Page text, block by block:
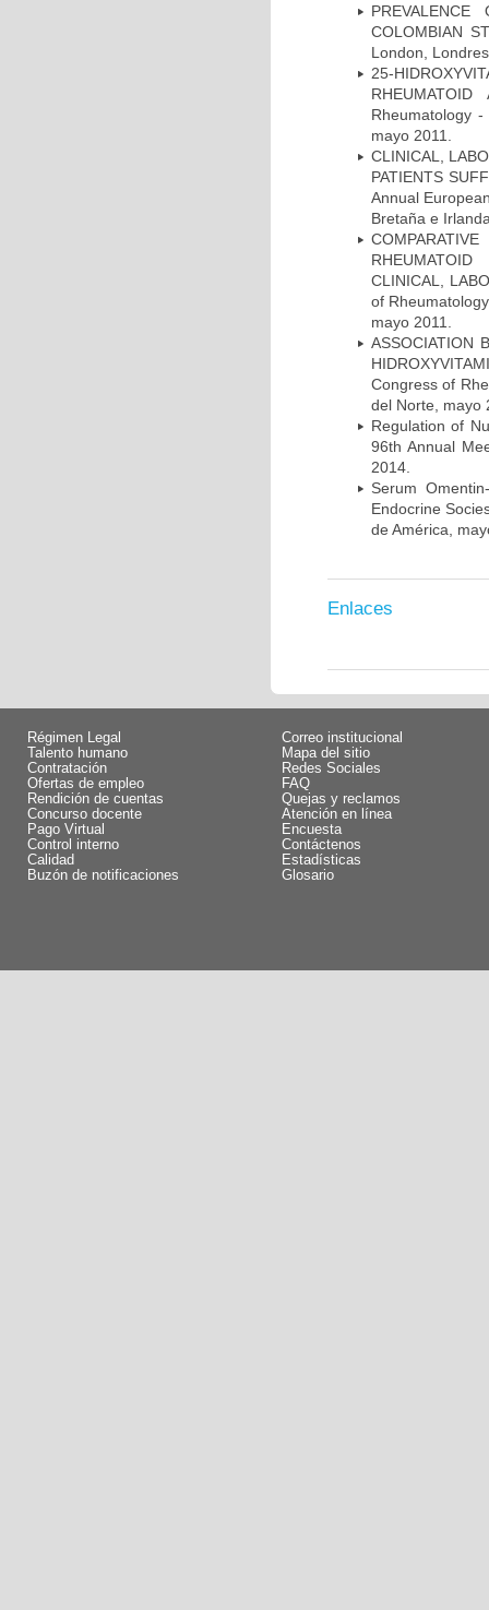
COLOMBIAN
London,
25-
Rheumatology
mayo 2011.
CLINICAL,
PATIENTS
Annual
Bretaña e
CLINICAL,
of
mayo 2011.
ASSOCIATION
Congress of
del Norte, mayo
Regulation of
96th Annual
2014.
Serum
Endocrine
de América,
Enlaces
Régimen Legal
Talento humano
Contratación
Ofertas de empleo
Rendición de cuentas
Concurso docente
Pago Virtual
Control interno
Calidad
Buzón de notificaciones
Correo institucional
Mapa del sitio
Redes Sociales
FAQ
Quejas y reclamos
Atención en línea
Encuesta
Contáctenos
Estadísticas
Glosario